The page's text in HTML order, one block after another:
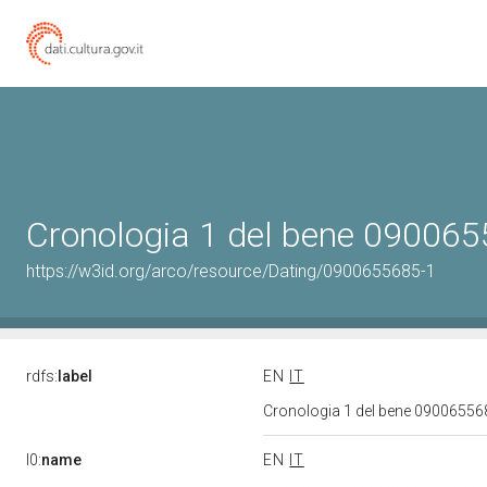
Cronologia 1 del bene
https://w3id.org/arco/resource/Dating/0900655685-1
rdfs: label EN
IT
Cronologia 1 del bene
l0:name EN
IT